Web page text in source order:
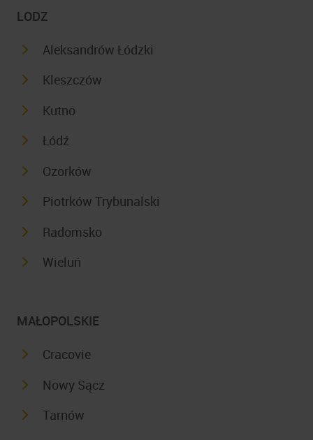
LODZ
Aleksandrów Łódzki
Kleszczów
Kutno
Łódź
Ozorków
Piotrków Trybunalski
Radomsko
Wieluń
MAŁOPOLSKIE
Cracovie
Nowy Sącz
Tarnów